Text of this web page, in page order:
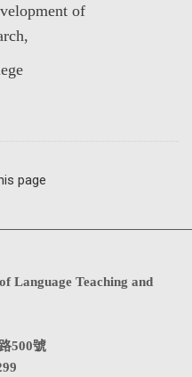
of
page
Language Teaching and
500號